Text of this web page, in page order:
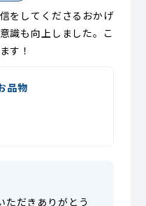
をしてくださるおかげ
識も向上しました。こ
す！
品物
ただきありがとう